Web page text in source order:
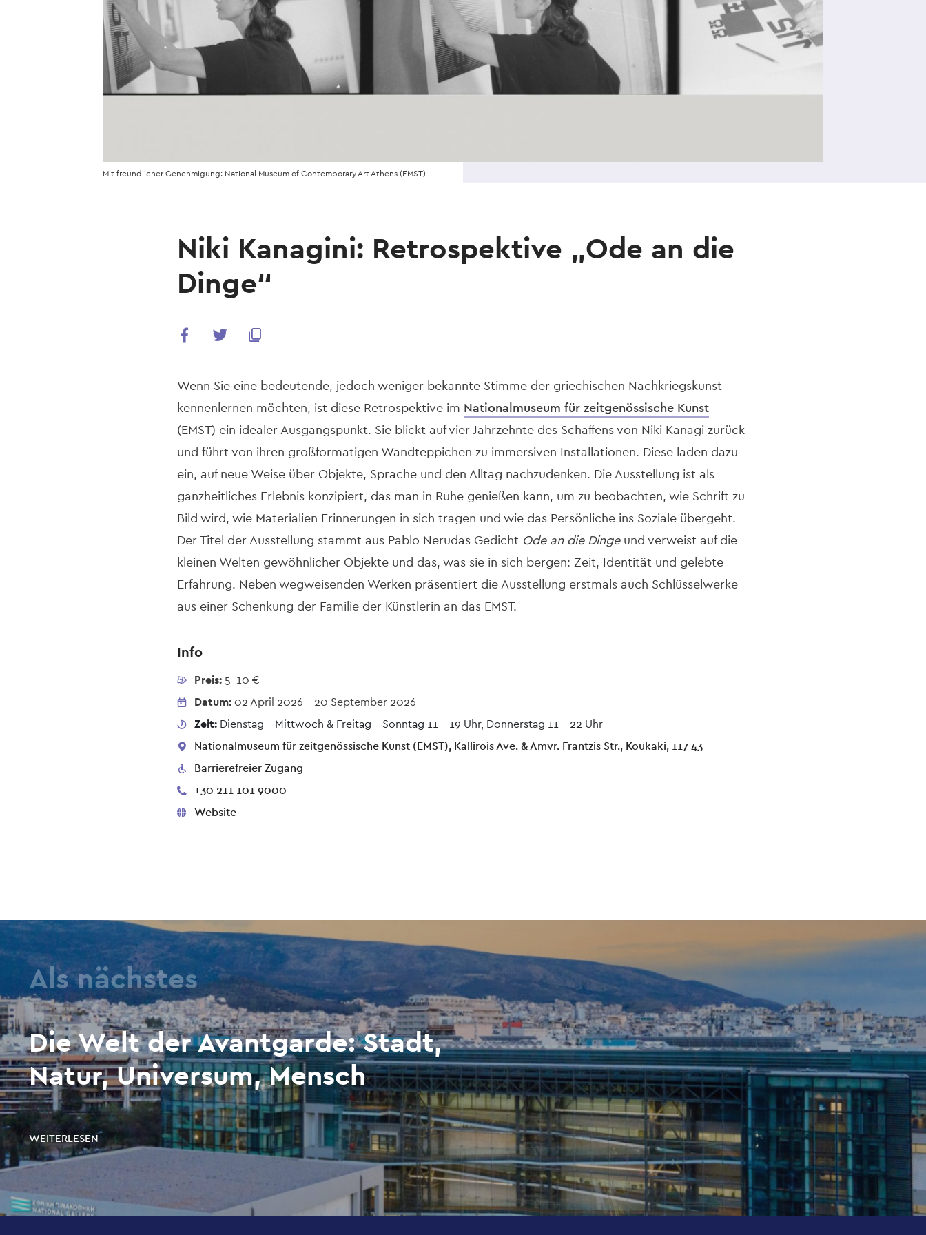
Mit freundlicher Genehmigung: National Museum of Contemporary Art Athens (EMST)
Niki Kanagini: Retrospektive „Ode an die
Dinge“
Wenn Sie eine bedeutende, jedoch weniger bekannte Stimme der griechischen Nachkriegskunst
kennenlernen möchten, ist diese Retrospektive im Nationalmuseum für zeitgenössische Kunst
(EMST) ein idealer Ausgangspunkt. Sie blickt auf vier Jahrzehnte des Schaffens von Niki Kanagi zurück
und führt von ihren großformatigen Wandteppichen zu immersiven Installationen. Diese laden dazu
ein, auf neue Weise über Objekte, Sprache und den Alltag nachzudenken. Die Ausstellung ist als
ganzheitliches Erlebnis konzipiert, das man in Ruhe genießen kann, um zu beobachten, wie Schrift zu
Bild wird, wie Materialien Erinnerungen in sich tragen und wie das Persönliche ins Soziale übergeht.
Der Titel der Ausstellung stammt aus Pablo Nerudas Gedicht Ode an die Dingeund verweist auf die
kleinen Welten gewöhnlicher Objekte und das, was sie in sich bergen: Zeit, Identität und gelebte
Erfahrung. Neben wegweisenden Werken präsentiert die Ausstellung erstmals auch Schlüsselwerke
aus einer Schenkung der Familie der Künstlerin an das EMST.
Info
Preis:5-10 €
Datum:02 April 2026 - 20 September 2026
Zeit:Dienstag - Mittwoch & Freitag - Sonntag 11 – 19 Uhr, Donnerstag 11 - 22 Uhr
Nationalmuseum für zeitgenössische Kunst (EMST), Kallirois Ave. & Amvr. Frantzis Str., Koukaki, 117 43
Barrierefreier Zugang
+30 211 101 9000
Website
Als nächstes
Die Welt der Avantgarde: Stadt,
Natur, Universum, Mensch
WEITERLESEN